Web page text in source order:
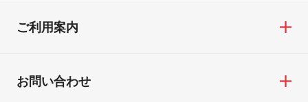
ご利用案内
お問い合わせ